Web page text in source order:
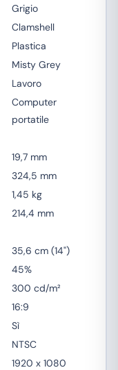
Grigio
Clamshell
Plastica
Misty Grey
Lavoro
Computer
portatile
19,7 mm
324,5 mm
1,45 kg
214,4 mm
35,6 cm (14")
45%
300 cd/m²
16:9
Sì
NTSC
1920 x 1080